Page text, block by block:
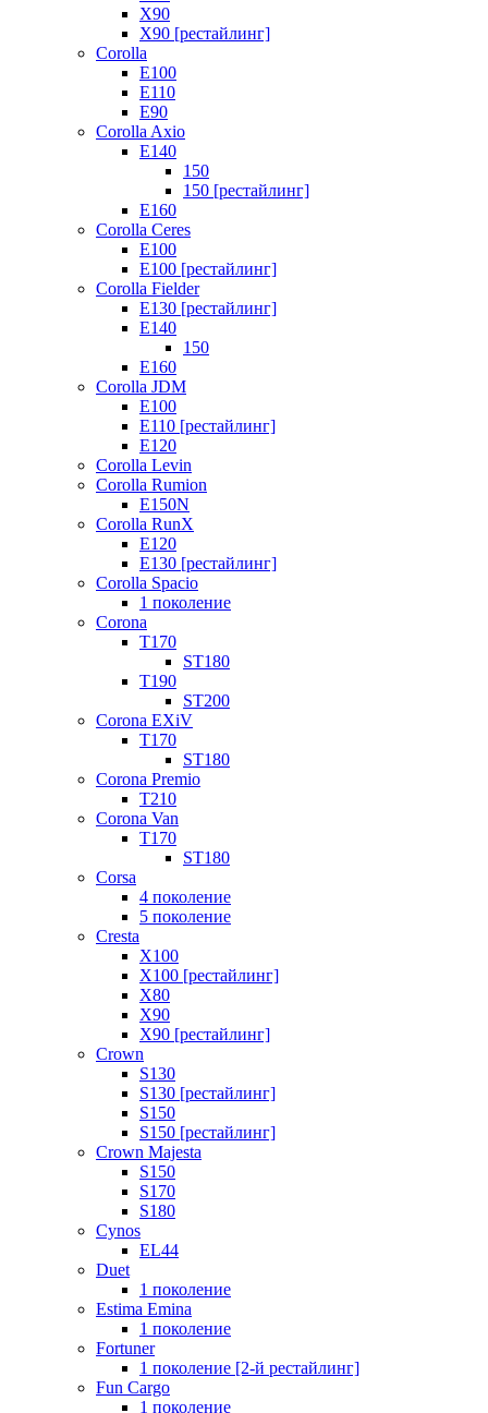
X90
X90 [рестайлинг]
Corolla
E100
E110
E90
Corolla Axio
E140
150
150 [рестайлинг]
E160
Corolla Ceres
E100
E100 [рестайлинг]
Corolla Fielder
E130 [рестайлинг]
E140
150
E160
Corolla JDM
E100
E110 [рестайлинг]
E120
Corolla Levin
Corolla Rumion
E150N
Corolla RunX
E120
E130 [рестайлинг]
Corolla Spacio
1 поколение
Corona
T170
ST180
T190
ST200
Corona EXiV
T170
ST180
Corona Premio
T210
Corona Van
T170
ST180
Corsa
4 поколение
5 поколение
Cresta
X100
X100 [рестайлинг]
X80
X90
X90 [рестайлинг]
Crown
S130
S130 [рестайлинг]
S150
S150 [рестайлинг]
Crown Majesta
S150
S170
S180
Cynos
EL44
Duet
1 поколение
Estima Emina
1 поколение
Fortuner
1 поколение [2-й рестайлинг]
Fun Cargo
1 поколение